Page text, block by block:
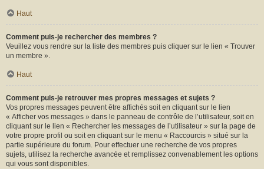
Haut
Comment puis-je rechercher des membres ?
Veuillez vous rendre sur la liste des membres puis cliquer sur le lien « Trouver
un membre ».
Haut
Comment puis-je retrouver mes propres messages et sujets ?
Vos propres messages peuvent être affichés soit en cliquant sur le lien
« Afficher vos messages » dans le panneau de contrôle de l’utilisateur, soit en
cliquant sur le lien « Rechercher les messages de l’utilisateur » sur la page de
votre propre profil ou soit en cliquant sur le menu « Raccourcis » situé sur la
partie supérieure du forum. Pour effectuer une recherche de vos propres
sujets, utilisez la recherche avancée et remplissez convenablement les options
qui vous sont disponibles.